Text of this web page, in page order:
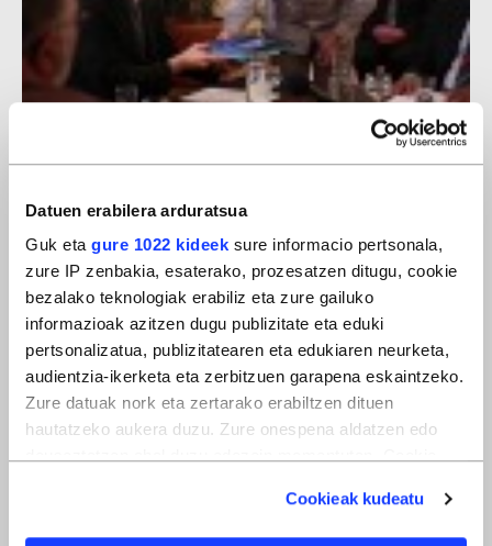
Datuen erabilera arduratsua
Guk eta gure 1022 kideek sure informacio pertsonala,
zure IP zenbakia, esaterako, prozesatzen ditugu, cookie
bezalako teknologiak erabiliz eta zure gailuko
informazioak azitzen dugu publizitate eta eduki
pertsonalizatua, publizitatearen eta edukiaren neurketa,
audientzia-ikerketa eta zerbitzuen garapena eskaintzeko.
Zure datuak nork eta zertarako erabiltzen dituen
hautatzeko aukera duzu. Zure onespena aldatzen edo
If you allow, we would also like to:
Cookieak kudeatu
Armagabetzea